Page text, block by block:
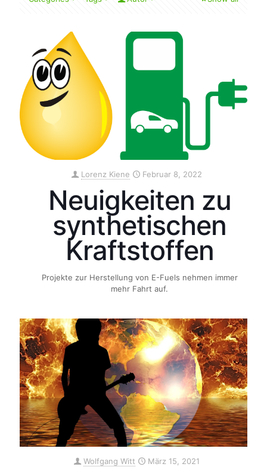
Lorenz Kiene Februar 8, 2022
Neuigkeiten zu
synthetischen
Kraftstoffen
Projekte zur Herstellung von E-Fuels nehmen immer
mehr Fahrt auf.
Wolfgang Witt März 15, 2021